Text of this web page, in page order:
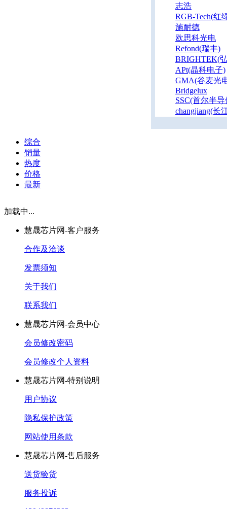
志浩
RGB-Tech(红
施耐德
欧思科光电
Refond(瑞丰)
BRIGHTEK(
APt(晶科电子)
GMA(谷麦光
Bridgelux
SSC(首尔半导
changjiang(长
综合
销量
热度
价格
最新
加载中...
慧晟芯片网-客户服务
合作及洽谈
发票须知
关于我们
联系我们
慧晟芯片网-会员中心
会员修改密码
会员修改个人资料
慧晟芯片网-特别说明
用户协议
隐私保护政策
网站使用条款
慧晟芯片网-售后服务
送货验货
服务投诉